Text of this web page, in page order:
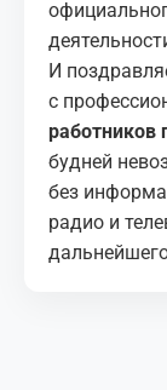
И
с
работников
будней
без
радио и